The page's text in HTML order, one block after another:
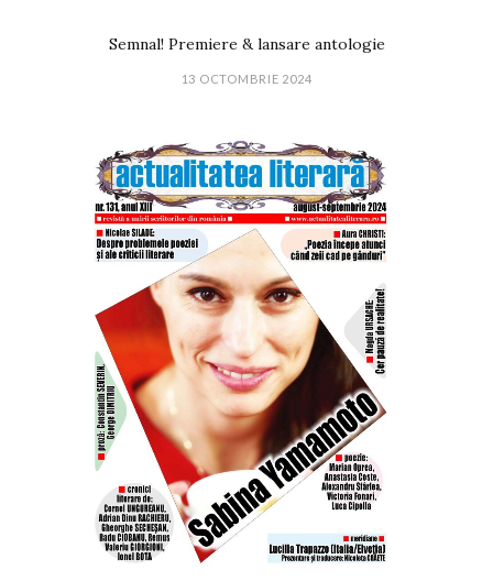
Semnal! Premiere & lansare antologie
13 OCTOMBRIE 2024